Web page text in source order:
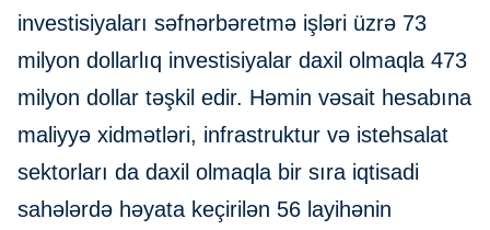
investisiyaları səfnərbəretmə işləri üzrə 73
milyon dollarlıq investisiyalar daxil olmaqla 473
milyon dollar təşkil edir. Həmin vəsait hesabına
maliyyə xidmətləri, infrastruktur və istehsalat
sektorları da daxil olmaqla bir sıra iqtisadi
sahələrdə həyata keçirilən 56 layihənin